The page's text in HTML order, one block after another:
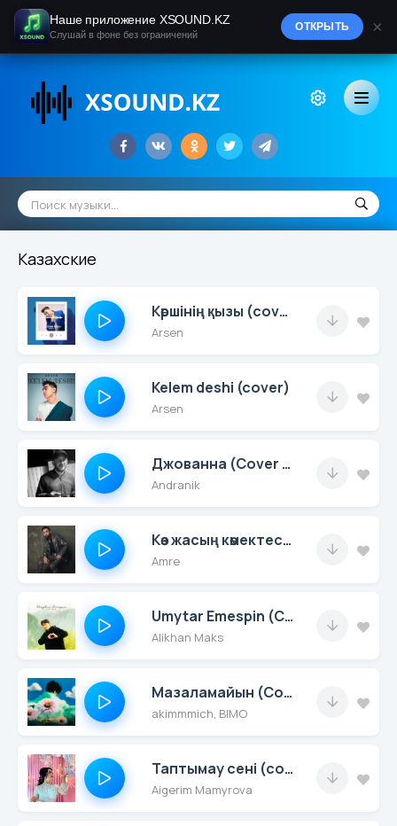
Казахские
Көршінің қызы (cover)
Arsen
Kelem deshi (cover)
Arsen
Джованна (Cover Enrasta)
Andranik
Көз жасың көмектеспейді (Cover)
Amre
Umytar Emespin (Cover)
Alikhan Maks
Мазаламайын (Cover)
akimmmich, BIMO
Таптымау сені (cover)
Aigerim Mamyrova
Наше приложение XSOUND.KZ
Слушай в фоне без ограничений
ОТКРЫТЬ ×